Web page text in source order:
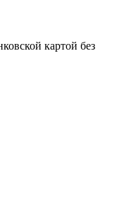
картой без